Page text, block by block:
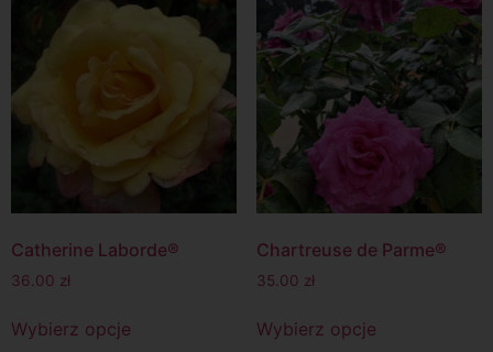
Catherine Laborde®
36.00 zł
Wybierz opcje
Chartreuse de Parme®
35.00 zł
Wybierz opcje